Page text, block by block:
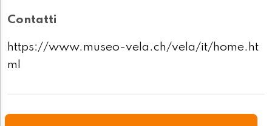
Contatti
https://www.museo-vela.ch/vela/it/home.ht
ml